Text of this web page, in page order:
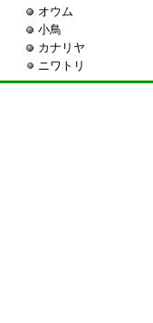
オウム
小鳥
カナリヤ
ニワトリ